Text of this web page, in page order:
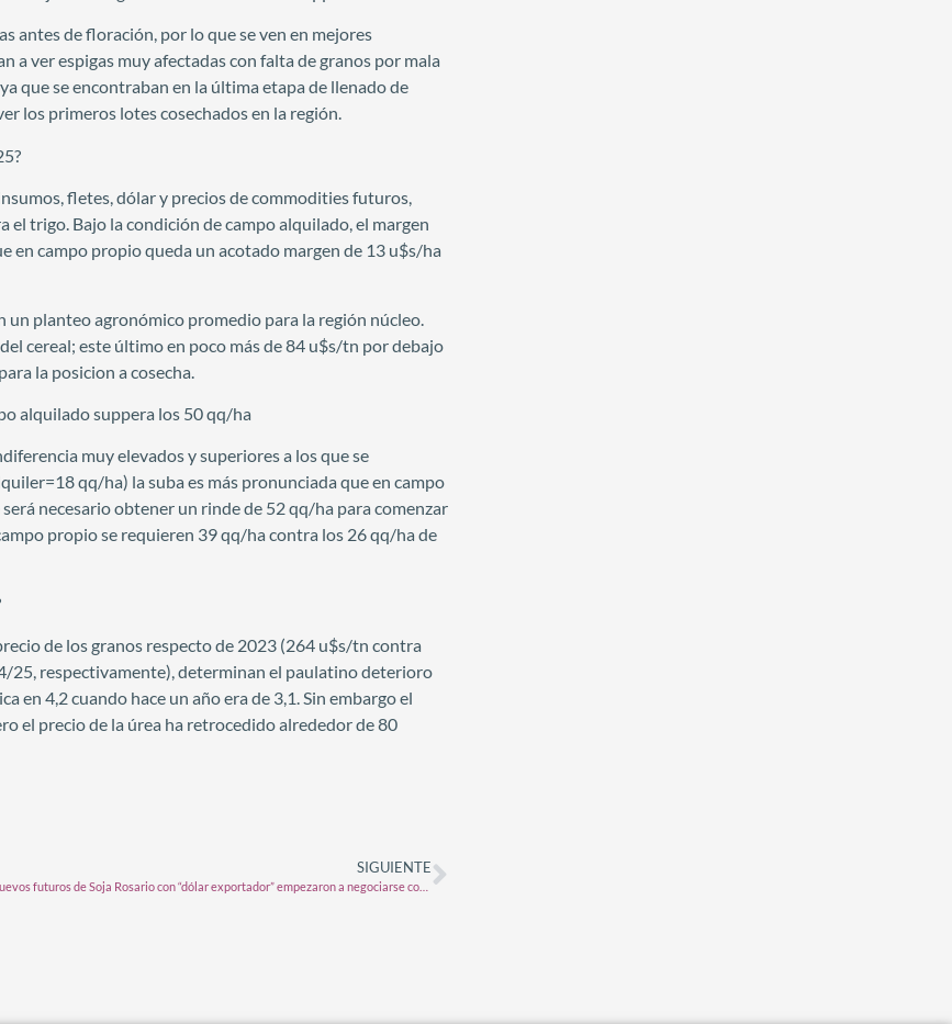
antes de floración, por lo que se ven en mejores
a ver espigas muy afectadas con falta de granos por mala
que se encontraban en la última etapa de llenado de
los primeros lotes cosechados en la región.
fletes, dólar y precios de commodities futuros,
trigo. Bajo la condición de campo alquilado, el margen
en campo propio queda un acotado margen de 13 u$s/ha
un planteo agronómico promedio para la región núcleo.
cereal; este último en poco más de 84 u$s/tn por debajo
la posicion a cosecha.
alquilado suppera los 50 qq/ha
muy elevados y superiores a los que se
qq/ha) la suba es más pronunciada que en campo
necesario obtener un rinde de 52 qq/ha para comenzar
propio se requieren 39 qq/ha contra los 26 qq/ha de
de los granos respecto de 2023 (264 u$s/tn contra
25, respectivamente), determinan el paulatino deterioro
en 4,2 cuando hace un año era de 3,1. Sin embargo el
el precio de la úrea ha retrocedido alrededor de 80
SIGUIENTE
Los nuevos futuros de Soja Rosario con “dólar exportador” empezaron a negociarse con una “cobertura cambiaria “ implícita